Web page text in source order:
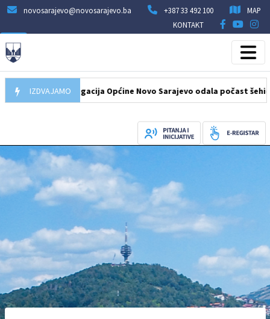
novosarajevo@novosarajevo.ba +387 33 492 100
MAP
KONTAKT
IZDVAJAMO
Delegacija Općine Novo Sarajevo odala počast šehidima i